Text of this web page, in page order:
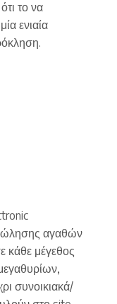
το να
ενιαία
αγαθών
κάθε μέγεθος
συνοικιακά/